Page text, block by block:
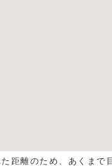
離のため、あくまで